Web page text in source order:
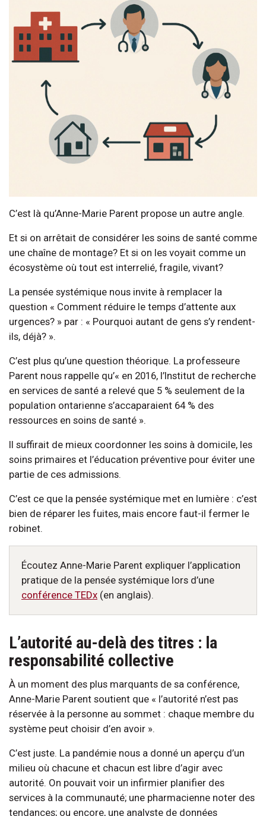
C’est là qu’Anne-Marie Parent propose un autre angle.
Et si on arrêtait de considérer les soins de santé comme
une chaîne de montage? Et si on les voyait comme un
écosystème où tout est interrelié, fragile, vivant?
La pensée systémique nous invite à remplacer la
question « Comment réduire le temps d’attente aux
urgences? » par : « Pourquoi autant de gens s’y rendent-
ils, déjà? ».
C’est plus qu’une question théorique. La professeure
Parent nous rappelle qu’« en 2016, l’Institut de recherche
en services de santé a relevé que 5 % seulement de la
population ontarienne s’accaparaient 64 % des
ressources en soins de santé ».
Il suffirait de mieux coordonner les soins à domicile, les
soins primaires et l’éducation préventive pour éviter une
partie de ces admissions.
C’est ce que la pensée systémique met en lumière : c’est
bien de réparer les fuites, mais encore faut-il fermer le
robinet.
Écoutez Anne-Marie Parent expliquer l’application
pratique de la pensée systémique lors d’une
conférence TEDx (en anglais).
L’autorité au-delà des titres : la
responsabilité collective
À un moment des plus marquants de sa conférence,
Anne-Marie Parent soutient que « l’autorité n’est pas
réservée à la personne au sommet : chaque membre du
système peut choisir d’en avoir ».
C’est juste. La pandémie nous a donné un aperçu d’un
milieu où chacune et chacun est libre d’agir avec
autorité. On pouvait voir un infirmier planifier des
services à la communauté; une pharmacienne noter des
tendances; ou encore, une analyste de données